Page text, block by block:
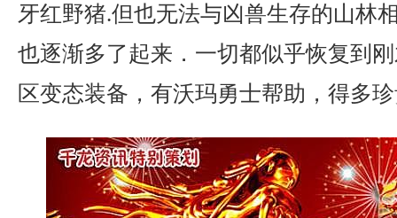
牙红野猪.但也无法与凶兽生存的山林
也逐渐多了起来．一切都似乎恢复到
区变态装备，有沃玛勇士帮助，得多